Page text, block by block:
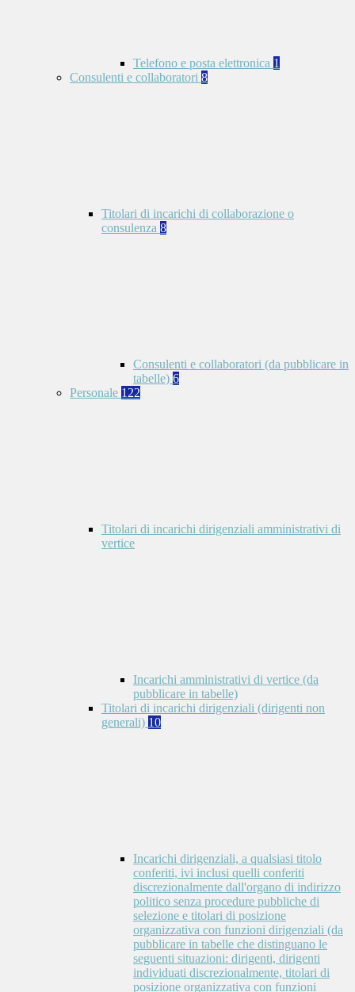
Telefono e posta elettronica 1
Consulenti e collaboratori 8
Titolari di incarichi di collaborazione o
consulenza 8
Consulenti e collaboratori (da pubblicare in
tabelle) 6
Personale 122
Titolari di incarichi dirigenziali amministrativi di
vertice
Incarichi amministrativi di vertice (da
pubblicare in tabelle)
Titolari di incarichi dirigenziali (dirigenti non
generali) 10
Incarichi dirigenziali, a qualsiasi titolo
conferiti, ivi inclusi quelli conferiti
discrezionalmente dall'organo di indirizzo
politico senza procedure pubbliche di
selezione e titolari di posizione
organizzativa con funzioni dirigenziali (da
pubblicare in tabelle che distinguano le
seguenti situazioni: dirigenti, dirigenti
individuati discrezionalmente, titolari di
posizione organizzativa con funzioni